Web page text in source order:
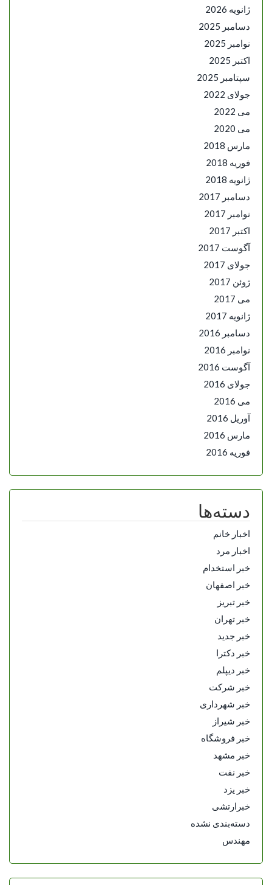
ژانویه 2026
دسامبر 2025
نوامبر 2025
اکتبر 2025
سپتامبر 2025
جولای 2022
می 2022
می 2020
مارس 2018
فوریه 2018
ژانویه 2018
دسامبر 2017
نوامبر 2017
اکتبر 2017
آگوست 2017
جولای 2017
ژوئن 2017
می 2017
ژانویه 2017
دسامبر 2016
نوامبر 2016
آگوست 2016
جولای 2016
می 2016
آوریل 2016
مارس 2016
فوریه 2016
دسته‌ها
اخبار خانم
اخبار مرد
خبر استخدام
خبر اصفهان
خبر تبریز
خبر تهران
خبر جدید
خبر دکترا
خبر دیپلم
خبر شرکت
خبر شهرداری
خبر شیراز
خبر فروشگاه
خبر مشهد
خبر نفت
خبر یزد
خبرارتشی
دسته‌بندی نشده
مهندس